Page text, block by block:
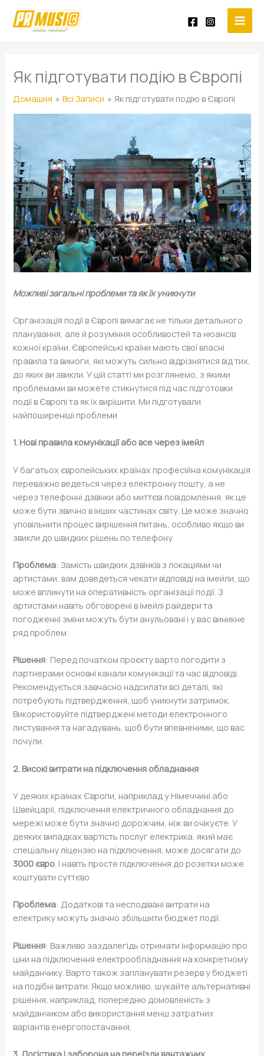
Як підготувати подію в Європі
Домашня Всі Записи Як підготувати подію в Європі
Можливі загальні проблеми та як їх уникнути
Організація події в Європі вимагає не тільки детального
планування, але й розуміння особливостей та нюансів
кожної країни. Європейські країни мають свої власні
правила та вимоги, які можуть сильно відрізнятися від тих,
до яких ви звикли. У цій статті ми розглянемо, з якими
проблемами ви можете стикнутися під час підготовки
події в Європі та як їх вирішити. Ми підготували
найпоширеніші проблеми
1. Нові правила комунікації або все через імейл
У багатьох європейських країнах професійна комунікація
переважно ведеться через електронну пошту, а не
через телефонні дзвінки або миттєві повідомлення, як це
може бути звично в інших частинах світу. Це може значно
уповільнити процес вирішення питань, особливо якщо ви
звикли до швидких рішень по телефону
Проблема: Замість швидких дзвінків з локаціями чи
артистами, вам доведеться чекати відповіді на імейли, що
може вплинути на оперативність організації події. З
артистами навіть обговорені в імейлі райдери та
погодженні зміни можуть бути анульовані і у вас виникне
ряд проблем.
Рішення: Перед початком проєкту варто погодити з
партнерами основні канали комунікації та час відповіді.
Рекомендується завчасно надсилати всі деталі, які
потребують підтвердження, щоб уникнути затримок.
Використовуйте підтверджені методи електронного
листування та нагадувань, щоб бути впевненими, що вас
почули.
2. Високі витрати на підключення обладнання
У деяких країнах Європи, наприклад у Німеччині або
Швейцарії, підключення електричного обладнання до
мережі може бути значно дорожчим, ніж ви очікуєте. У
деяких випадках вартість послуг електрика, який має
спеціальну ліцензію на підключення, може досягати до
3000 євро. І навіть просте підключення до розетки може
коштувати суттєво
Проблема: Додаткові та несподівані витрати на
електрику можуть значно збільшити бюджет події.
Рішення: Важливо заздалегідь отримати інформацію про
ціни на підключення електрообладнання на конкретному
майданчику. Варто також запланувати резерв у бюджеті
на подібні витрати. Якщо можливо, шукайте альтернативні
рішення, наприклад, попередню домовленість з
майданчиком або використання менш затратних
варіантів енергопостачання.